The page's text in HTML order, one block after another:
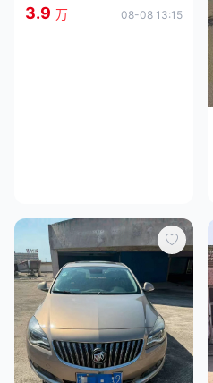
3.9 万 08-08 13:15